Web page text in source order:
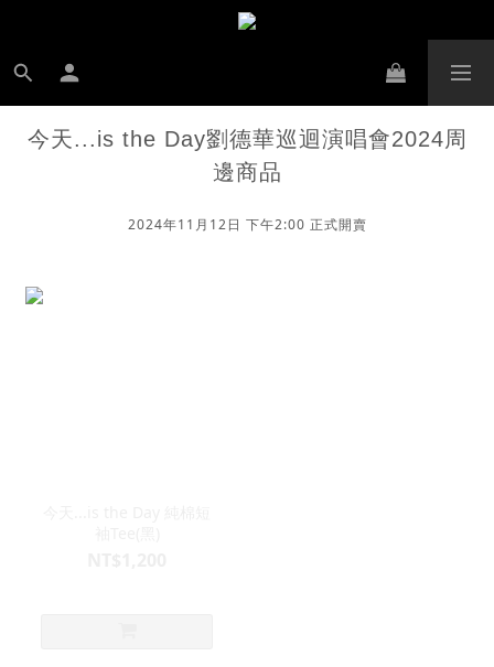
今天...is the Day劉德華巡迴演唱會2024周
邊商品
2024年11月12日 下午2:00 正式開賣